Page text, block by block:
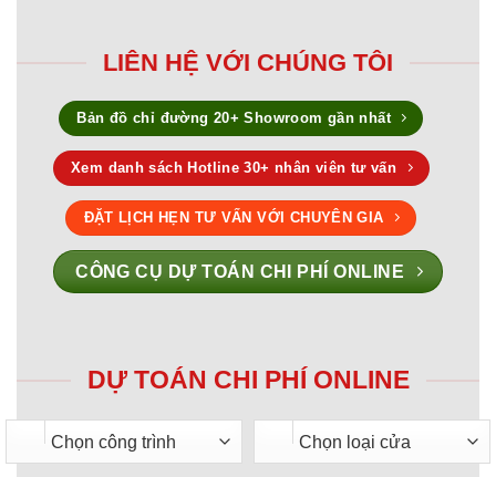
LIÊN HỆ VỚI CHÚNG TÔI
Bản đồ chỉ đường 20+ Showroom gần nhất
Xem danh sách Hotline 30+ nhân viên tư vấn
ĐẶT LỊCH HẸN TƯ VẤN VỚI CHUYÊN GIA
CÔNG CỤ DỰ TOÁN CHI PHÍ ONLINE
DỰ TOÁN CHI PHÍ ONLINE